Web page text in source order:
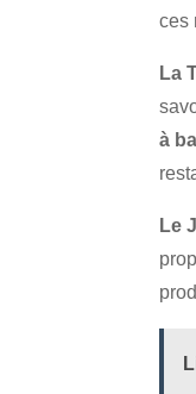
ces
La
à
Le